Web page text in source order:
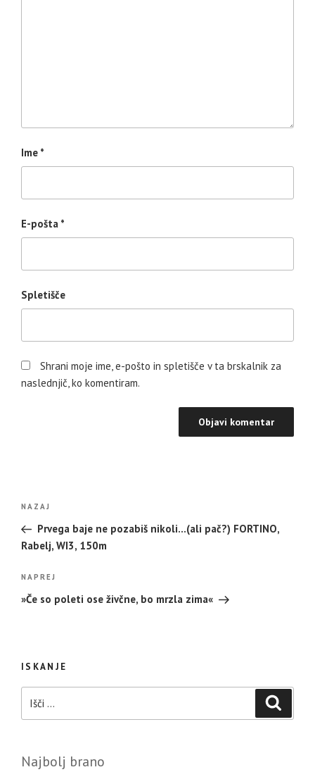
Ime *
E-pošta *
Spletišče
Shrani moje ime, e-pošto in spletišče v ta brskalnik za
naslednjič, ko komentiram.
Navigacija
Prejšnji
prispevek
NAZAJ
Prvega baje ne pozabiš nikoli…(ali pač?) FORTINO,
Rabelj, WI3, 150m
Naslednji
prispevek
NAPREJ
»Če so poleti ose živčne, bo mrzla zima«
ISKANJE
Najbolj brano